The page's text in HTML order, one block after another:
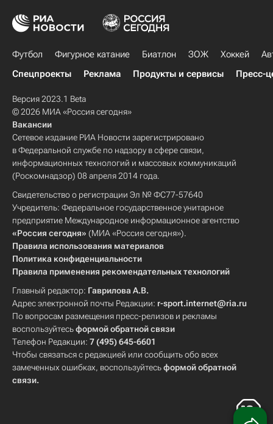
Футбол Фигурное катание Биатлон ЗОЖ Хоккей
Спецпроекты
Реклама Продукты и сервисы Пресс-
Версия 2023.1 Beta
© 2026 МИА «Россия сегодня»
Вакансии
Сетевое издание РИА Новости зарегистрировано
в Федеральной службе по надзору в сфере связи,
информационных технологий и массовых коммуникаций
(Роскомнадзор) 08 апреля 2014 года.
Свидетельство о регистрации Эл № ФС77-57640
Учредитель: Федеральное государственное унитарное
предприятие Международное информационное агентство
«Россия сегодня» (МИА «Россия сегодня»).
Правила использования материалов
Политика конфиденциальности
Правила применения рекомендательных технологий
Главный редактор: Гаврилова А.В.
Адрес электронной почты Редакции: r-sport.internet@ria.ru
По вопросам размещения пресс-релизов и рекламы
воспользуйтесьформой обратной связи
Телефон Редакции: 7 (495) 645-6601
Чтобы связаться с редакцией или сообщить обо всех
замеченных ошибках, воспользуйтесьформой обратной
связи.